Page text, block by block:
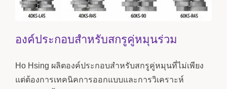
องค์ประกอบสำหรับสกรูคู่หมุนร่วม
Ho Hsing ผลิตองค์ประกอบสำหรับสกรูคู่หมุนที่ไม่เพียง
แต่ต้องการเทคนิคการออกแบบและการวิเคราะห์